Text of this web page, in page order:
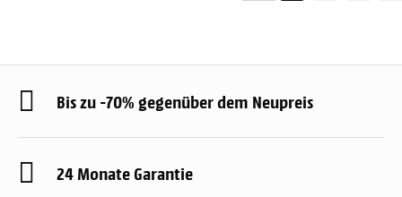
Bis zu -70% gegenüber dem Neupreis
24 Monate Garantie